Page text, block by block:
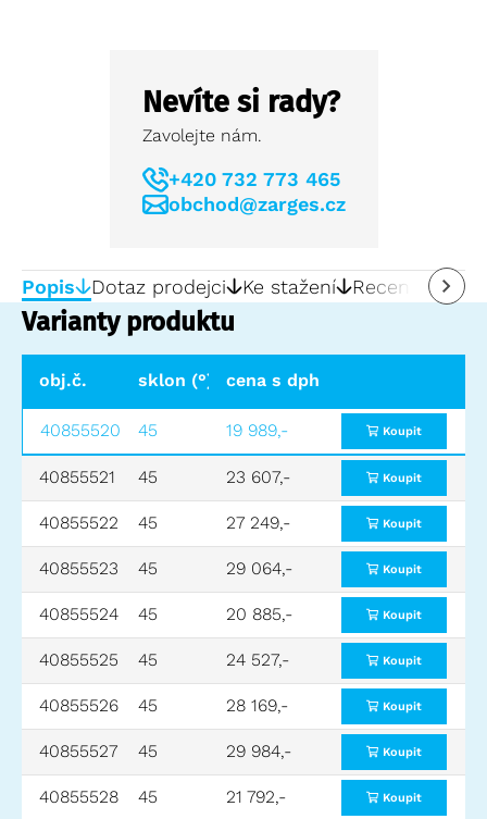
Nevíte si rady?
Zavolejte nám.
+420 732 773 465
obchod@zarges.cz
Popis Dotaz prodejci Ke stažení Recenze 0
Varianty produktu
obj.č. sklon (°) cena s dph
40855520 45 19 989,- Koupit
40855521 45 23 607,- Koupit
40855522 45 27 249,- Koupit
40855523 45 29 064,- Koupit
40855524 45 20 885,- Koupit
40855525 45 24 527,- Koupit
40855526 45 28 169,- Koupit
40855527 45 29 984,- Koupit
40855528 45 21 792,- Koupit